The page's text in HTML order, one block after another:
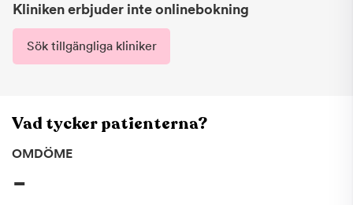
Kliniken erbjuder inte onlinebokning
Sök tillgängliga kliniker
Vad tycker patienterna?
OMDÖME
-